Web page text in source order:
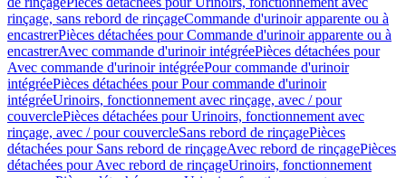
rinçage, sans rebord de rinçageCommande d'urinoir apparente ou à
encastrerPièces détachées pour Commande d'urinoir apparente ou à
encastrerAvec commande d'urinoir intégréePièces détachées pour
Avec commande d'urinoir intégréePour commande d'urinoir
intégréePièces détachées pour Pour commande d'urinoir
intégréeUrinoirs, fonctionnement avec rinçage, avec / pour
couverclePièces détachées pour Urinoirs, fonctionnement avec
rinçage, avec / pour couvercleSans rebord de rinçagePièces
détachées pour Sans rebord de rinçageAvec rebord de rinçagePièces
détachées pour Avec rebord de rinçageUrinoirs, fonctionnement